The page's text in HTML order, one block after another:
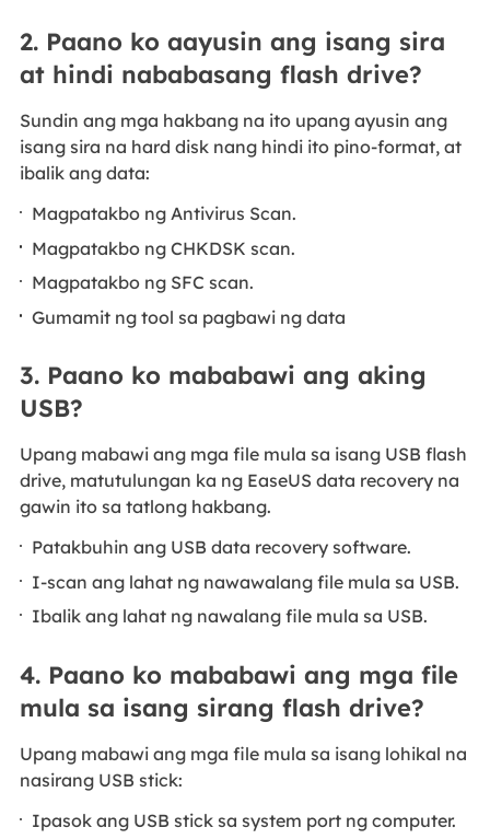
2. Paano ko aayusin ang isang sira
at hindi nababasang flash drive?
Sundin ang mga hakbang na ito upang ayusin ang
isang sira na hard disk nang hindi ito pino-format, at
ibalik ang data:
Magpatakbo ng Antivirus Scan.
Magpatakbo ng CHKDSK scan.
Magpatakbo ng SFC scan.
Gumamit ng tool sa pagbawi ng data
3. Paano ko mababawi ang aking
USB?
Upang mabawi ang mga file mula sa isang USB flash
drive, matutulungan ka ng EaseUS data recovery na
gawin ito sa tatlong hakbang.
Patakbuhin ang USB data recovery software.
I-scan ang lahat ng nawawalang file mula sa USB.
Ibalik ang lahat ng nawalang file mula sa USB.
4. Paano ko mababawi ang mga file
mula sa isang sirang flash drive?
Upang mabawi ang mga file mula sa isang lohikal na
nasirang USB stick:
Ipasok ang USB stick sa system port ng computer.